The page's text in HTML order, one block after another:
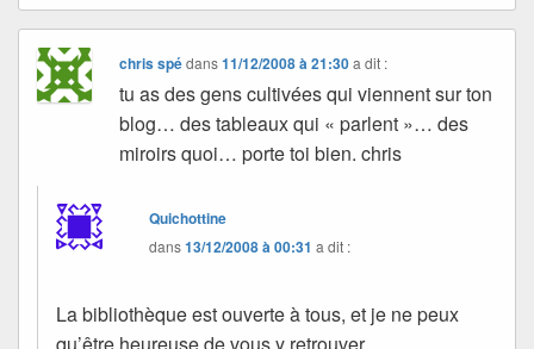
chris spédans11/12/2008 à 21:30 a dit :
tu as des gens cultivées qui viennent sur ton
blog… des tableaux qui « parlent »… des
miroirs quoi… porte toi bien. chris
Quichottine
dans13/12/2008 à 00:31 a dit :
La bibliothèque est ouverte à tous, et je ne peux